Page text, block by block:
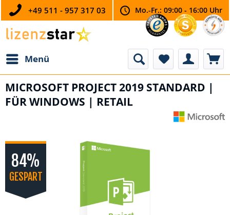
+49 511 - 957 317 03 Mo.-Fr.: 09:00 - 16:00 Uhr
Menü
MICROSOFT PROJECT 2019 STANDARD |
FÜR WINDOWS | RETAIL
84%
GESPART